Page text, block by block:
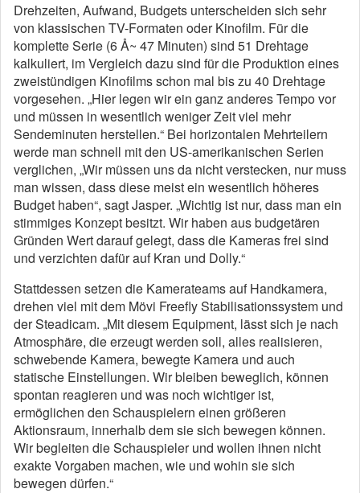
Drehzeiten, Aufwand, Budgets unterscheiden sich sehr
von klassischen TV-Formaten oder Kinofilm. Für die
komplette Serie (6 Å~ 47 Minuten) sind 51 Drehtage
kalkuliert, im Vergleich dazu sind für die Produktion eines
zweistündigen Kinofilms schon mal bis zu 40 Drehtage
vorgesehen. „Hier legen wir ein ganz anderes Tempo vor
und müssen in wesentlich weniger Zeit viel mehr
Sendeminuten herstellen.“ Bei horizontalen Mehrteilern
werde man schnell mit den US-amerikanischen Serien
verglichen, „Wir müssen uns da nicht verstecken, nur muss
man wissen, dass diese meist ein wesentlich höheres
Budget haben“, sagt Jasper. „Wichtig ist nur, dass man ein
stimmiges Konzept besitzt. Wir haben aus budgetären
Gründen Wert darauf gelegt, dass die Kameras frei sind
und verzichten dafür auf Kran und Dolly.“
Stattdessen setzen die Kamerateams auf Handkamera,
drehen viel mit dem Mövi Freefly Stabilisationssystem und
der Steadicam. „Mit diesem Equipment, lässt sich je nach
Atmosphäre, die erzeugt werden soll, alles realisieren,
schwebende Kamera, bewegte Kamera und auch
statische Einstellungen. Wir bleiben beweglich, können
spontan reagieren und was noch wichtiger ist,
ermöglichen den Schauspielern einen größeren
Aktionsraum, innerhalb dem sie sich bewegen können.
Wir begleiten die Schauspieler und wollen ihnen nicht
exakte Vorgaben machen, wie und wohin sie sich
bewegen dürfen.“